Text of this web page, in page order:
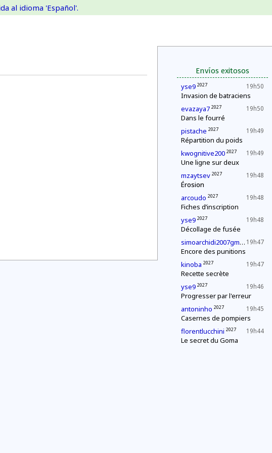
al idioma 'Español'.
Envíos exitosos
19h50
yse9 2027
Invasion de batraciens
19h50
evazaya7 2027
Dans le fourré
19h49
pistache 2027
Répartition du poids
19h49
kwognitive200 2027
Une ligne sur deux
19h48
mzaytsev 2027
Érosion
19h48
arcoudo 2027
Fiches d’inscription
19h48
yse9 2027
Décollage de fusée
19h47
simoarchidi2007gmailcom 2027
Encore des punitions
19h47
kinoba 2027
Recette secrète
19h46
yse9 2027
Progresser par l'erreur
19h45
antoninho 2027
Casernes de pompiers
19h44
florentlucchini 2027
Le secret du Goma